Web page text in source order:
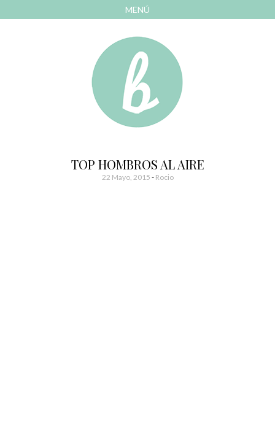
MENÚ
Bonitismos
TOP HOMBROS AL AIRE
22 Mayo, 2015 - Rocio